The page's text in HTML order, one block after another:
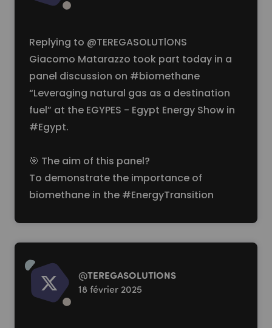
Replying to @TEREGASOLUTlONS
Giacomo Matarazzo took part today in a
panel discussion on #biomethane
“Leveraging natural gas as a destination
fuel” at the EGYPES - Egypt Energy Show in
#Egypt.
🎯 The aim of this panel?
To demonstrate the importance of
biomethane in the #EnergyTransition
Read more
@TEREGASOLUTlONS
18 février 2025